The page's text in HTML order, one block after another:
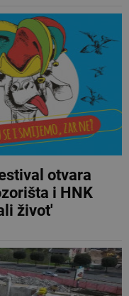
otvara
i HNK
život'